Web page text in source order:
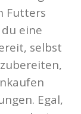
Futters
eine
selbst
Egal,